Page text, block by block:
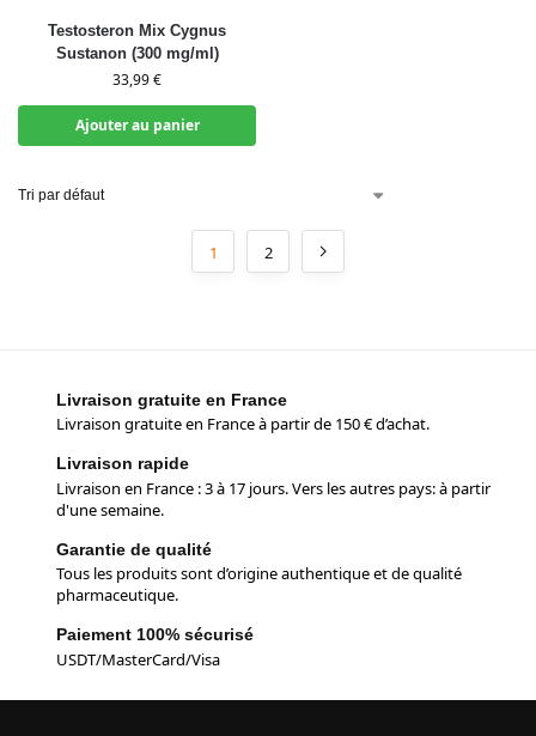
Testosteron Mix Cygnus
Sustanon (300 mg/ml)
33,99€
Ajouter au panier
1 2
Livraison gratuite en France
Livraison gratuite en France à partir de 150 € d’achat.
Livraison rapide
Livraison en France : 3 à 17 jours. Vers les autres pays: à partir
d'une semaine.
Garantie de qualité
Tous les produits sont d’origine authentique et de qualité
pharmaceutique.
Paiement 100% sécurisé
USDT/MasterCard/Visa